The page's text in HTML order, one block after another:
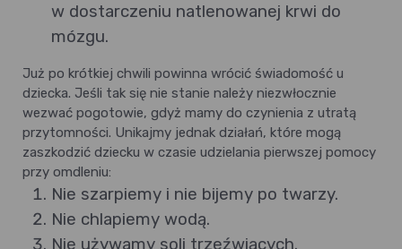
w dostarczeniu natlenowanej krwi do
mózgu.
Już po krótkiej chwili powinna wrócić świadomość u
dziecka. Jeśli tak się nie stanie należy niezwłocznie
wezwać pogotowie, gdyż mamy do czynienia z utratą
przytomności. Unikajmy jednak działań, które mogą
zaszkodzić dziecku w czasie udzielania pierwszej pomocy
przy omdleniu:
Nie szarpiemy i nie bijemy po twarzy.
Nie chlapiemy wodą.
Nie używamy soli trzeźwiących.